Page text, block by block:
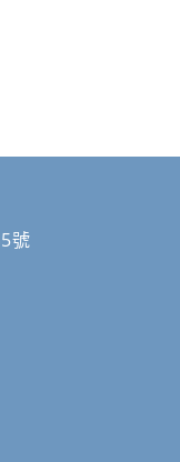
號